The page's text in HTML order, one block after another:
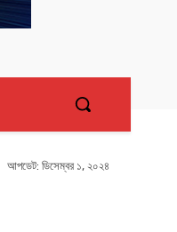
আপডেট: ডিসেম্বর ১, ২০২৪